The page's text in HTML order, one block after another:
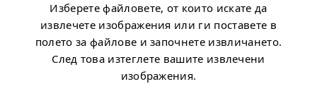
Изберете файловете, от които искате да
извлечете изображения или ги поставете в
полето за файлове и започнете извличането.
След това изтеглете вашите извлечени
изображения.